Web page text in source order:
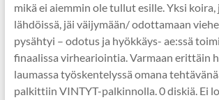
mikä ei aiemmin ole tullut esille. Yksi koira,
lähdöissä, jäi väijymään/ odottamaan
pysähtyi – odotus ja hyökkäys- ae:ssä
finaalissa virheariointia. Varmaan erittäin
laumassa työskentelyssä omana
palkittiin VINTYT-palkinnolla. 0 diskiä. Ei